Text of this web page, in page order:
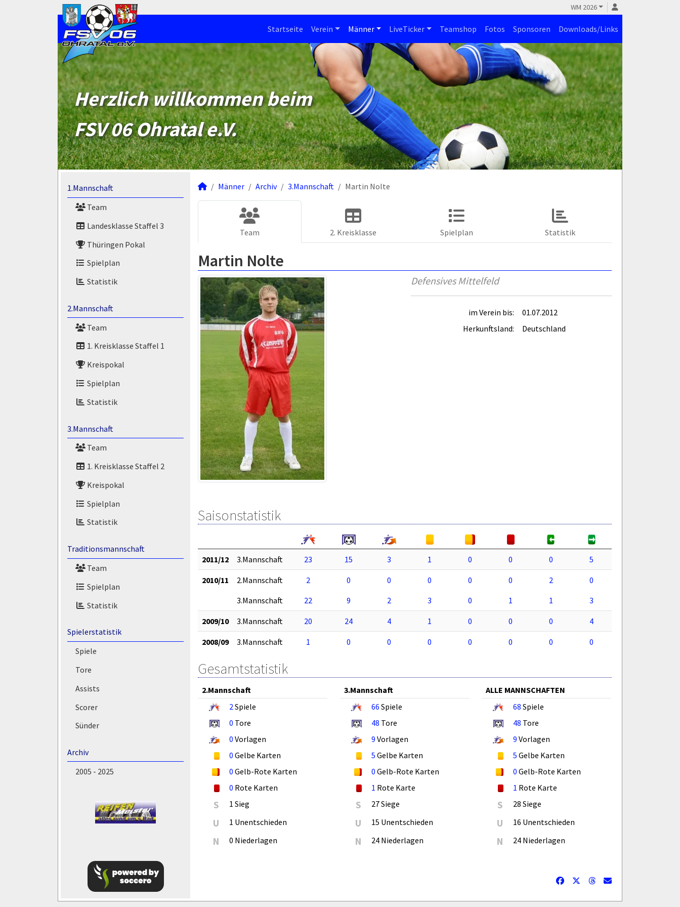
WM 2026
Startseite Verein Männer LiveTicker Teamshop Fotos Sponsoren Downloads/Links
Herzlich willkommen beim
FSV 06 Ohratal e.V.
1.Mannschaft
Team
Landesklasse Staffel 3
Thüringen Pokal
Spielplan
Statistik
2.Mannschaft
Team
1. Kreisklasse Staffel 1
Kreispokal
Spielplan
Statistik
3.Mannschaft
Team
1. Kreisklasse Staffel 2
Kreispokal
Spielplan
Statistik
Traditionsmannschaft
Team
Spielplan
Statistik
Spielerstatistik
Spiele
Tore
Assists
Scorer
Sünder
Archiv
2005 - 2025
Männer Archiv 3.Mannschaft Martin Nolte
Team 2. Kreisklasse Spielplan Statistik
Martin Nolte
Defensives Mittelfeld
im Verein bis:
01.07.2012
Herkunftsland:
Deutschland
Saisonstatistik
2011/12 3.Mannschaft 23 15 3 1 0 0 0 5
2010/11 2.Mannschaft 2 0 0 0 0 0 2
0
3.Mannschaft
22 9 2 3 0 1 1 3
2009/10 3.Mannschaft 20 24 4 1 0 0 0 4
2008/09 3.Mannschaft 1 0 0 0 0 0 0 0
Gesamtstatistik
2.Mannschaft
2Spiele
0 Tore
0 Vorlagen
0 Gelbe Karten
0 Gelb-Rote Karten
0 Rote Karten
S 1 Sieg
U 1 Unentschieden
N 0 Niederlagen
3.Mannschaft
66 Spiele
48 Tore
9 Vorlagen
5 Gelbe Karten
0 Gelb-Rote Karten
1 Rote Karte
S 27 Siege
U 15 Unentschieden
N 24 Niederlagen
ALLE MANNSCHAFTEN
68 Spiele
48 Tore
9 Vorlagen
5 Gelbe Karten
0 Gelb-Rote Karten
1 Rote Karte
S 28 Siege
U 16 Unentschieden
N 24 Niederlagen